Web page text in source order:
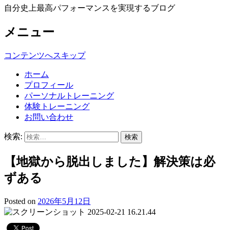
自分史上最高パフォーマンスを実現するブログ
メニュー
コンテンツへスキップ
ホーム
プロフィール
パーソナルトレーニング
体験トレーニング
お問い合わせ
検索:
【地獄から脱出しました】解決策は必
ずある
Posted on 2026年5月12日